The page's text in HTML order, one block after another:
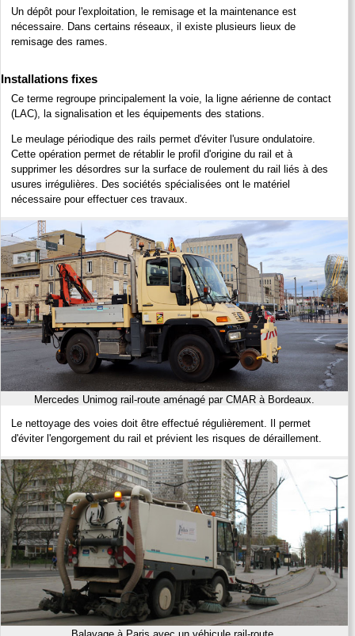
Un dépôt pour l'exploitation, le remisage et la maintenance est
nécessaire. Dans certains réseaux, il existe plusieurs lieux de
remisage des rames.
Installations fixes
Ce terme regroupe principalement la voie, la ligne aérienne de contact
(LAC), la signalisation et les équipements des stations.
Le meulage périodique des rails permet d'éviter l'usure ondulatoire.
Cette opération permet de rétablir le profil d'origine du rail et à
supprimer les désordres sur la surface de roulement du rail liés à des
usures irrégulières. Des sociétés spécialisées ont le matériel
nécessaire pour effectuer ces travaux.
Mercedes Unimog rail-route aménagé par CMAR à Bordeaux.
Le nettoyage des voies doit être effectué régulièrement. Il permet
d'éviter l'engorgement du rail et prévient les risques de déraillement.